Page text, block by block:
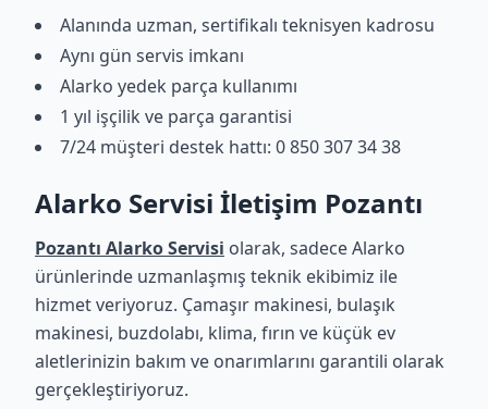
Alanında uzman, sertifikalı teknisyen kadrosu
Aynı gün servis imkanı
Alarko yedek parça kullanımı
1 yıl işçilik ve parça garantisi
7/24 müşteri destek hattı: 0 850 307 34 38
Alarko Servisi İletişim Pozantı
Pozantı Alarko Servisi olarak, sadece Alarko
ürünlerinde uzmanlaşmış teknik ekibimiz ile
hizmet veriyoruz. Çamaşır makinesi, bulaşık
makinesi, buzdolabı, klima, fırın ve küçük ev
aletlerinizin bakım ve onarımlarını garantili olarak
gerçekleştiriyoruz.